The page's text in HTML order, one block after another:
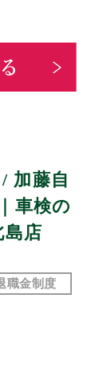
加藤自
車検の
島店
職金制度